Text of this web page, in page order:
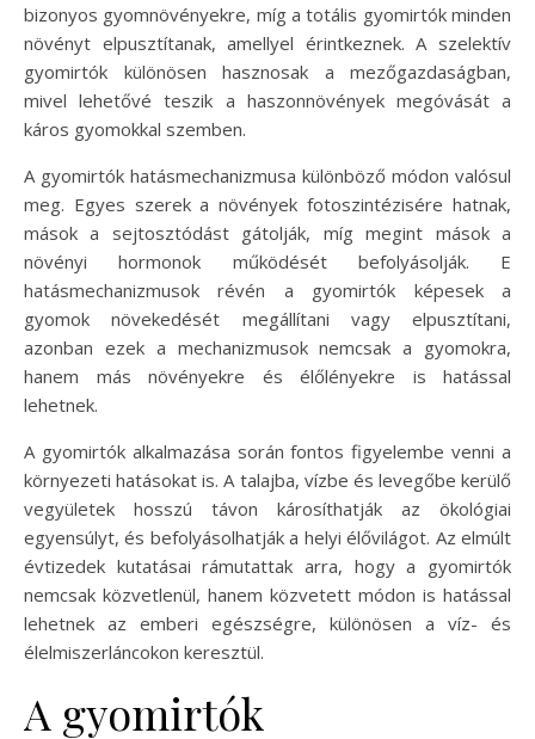
bizonyos gyomnövényekre, míg a totális gyomirtók minden
növényt elpusztítanak, amellyel érintkeznek. A szelektív
gyomirtók különösen hasznosak a mezőgazdaságban,
mivel lehetővé teszik a haszonnövények megóvását a
káros gyomokkal szemben.
A gyomirtók hatásmechanizmusa különböző módon valósul
meg. Egyes szerek a növények fotoszintézisére hatnak,
mások a sejtosztódást gátolják, míg megint mások a
növényi hormonok működését befolyásolják. E
hatásmechanizmusok révén a gyomirtók képesek a
gyomok növekedését megállítani vagy elpusztítani,
azonban ezek a mechanizmusok nemcsak a gyomokra,
hanem más növényekre és élőlényekre is hatással
lehetnek.
A gyomirtók alkalmazása során fontos figyelembe venni a
környezeti hatásokat is. A talajba, vízbe és levegőbe kerülő
vegyületek hosszú távon károsíthatják az ökológiai
egyensúlyt, és befolyásolhatják a helyi élővilágot. Az elmúlt
évtizedek kutatásai rámutattak arra, hogy a gyomirtók
nemcsak közvetlenül, hanem közvetett módon is hatással
lehetnek az emberi egészségre, különösen a víz- és
élelmiszerláncokon keresztül.
A gyomirtók